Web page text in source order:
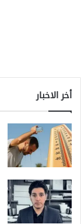
أخر الاخبار